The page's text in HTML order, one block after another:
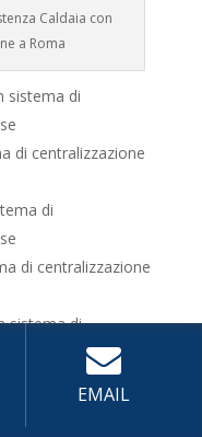
Caldaia con
a Roma
sistema di
di centralizzazione
di
di centralizzazione
sistema di
di
EMAIL